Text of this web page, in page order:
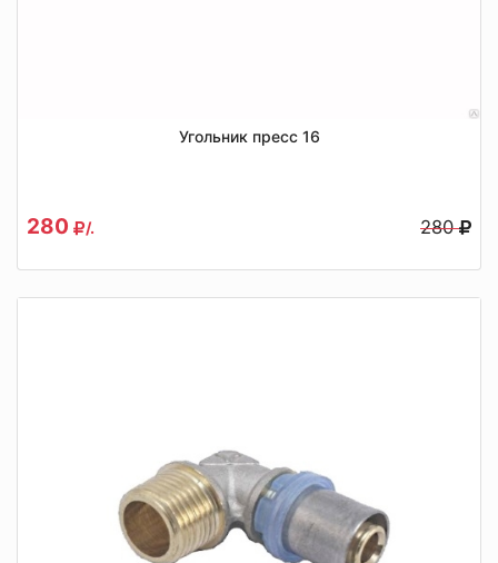
Угольник пресс 16
280 /. 280